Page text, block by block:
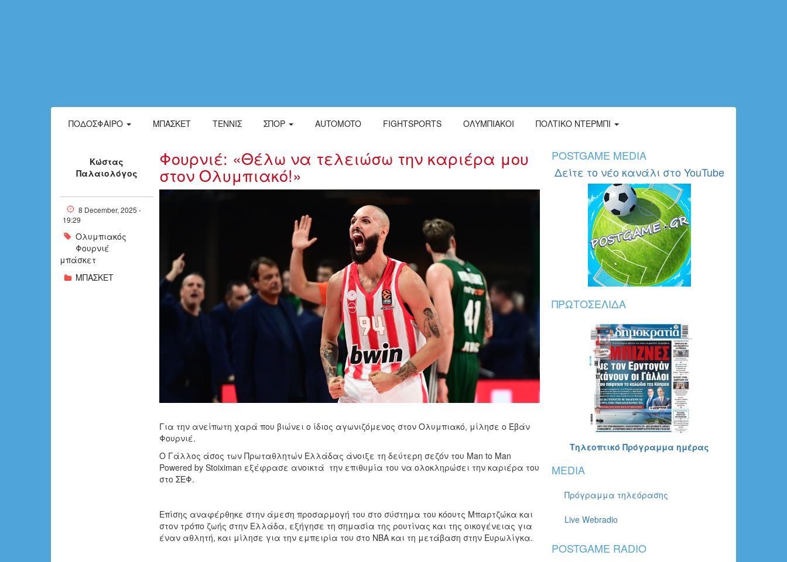
ΠΟΔΌΣΦΑΙΡΟ ΜΠΆΣΚΕΤ ΤΈΝΝΙΣ ΣΠΟΡ AUTOMOTO FIGHTSPORTS ΟΛΥΜΠΙΑΚΟΙ ΠΟΛΤΙΚΌ ΝΤΈΡΜΠΙ
Κώστας
Παλαιολόγος
8 December, 2025 -
19:29
Ολυμπιακός
Φουρνιέ
μπάσκετ
ΜΠΑΣΚΕΤ
Φουρνιέ: «Θέλω να τελειώσω την καριέρα μου
στον Ολυμπιακό!»
Για την ανείπωτη χαρά που βιώνει ο ίδιος αγωνιζόμενος στον Ολυμπιακό, μίλησε ο Εβάν
Φουρνιέ.
Ο Γάλλος άσος των Πρωταθλητών Ελλάδας άνοιξε τη δεύτερη σεζόν του Man to Man
Powered by Stoiximan εξέφρασε ανοικτά την επιθυμία του να ολοκληρώσει την καριέρα του
στο ΣΕΦ.
Επίσης αναφέρθηκε στην άμεση προσαρμογή του στο σύστημα του κόουτς Μπαρτζώκα και
στον τρόπο ζωής στην Ελλάδα, εξήγησε τη σημασία της ρουτίνας και της οικογένειας για
έναν αθλητή, και μίλησε για την εμπειρία του στο ΝΒΑ και τη μετάβαση στην Ευρωλίγκα.
POSTGAME MEDIA
Δείτε το νέο κανάλι στο YouTube
ΠΡΩΤΟΣΈΛΙΔΑ
Τηλεοπτικό Πρόγραμμα ημέρας
MEDIA
Πρόγραμμα τηλεόρασης
Live Webradio
POSTGAME RADIO